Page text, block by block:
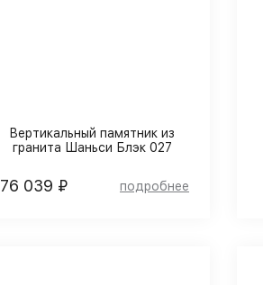
Вертикальный памятник из
гранита Шаньси Блэк 027
76 039 ₽